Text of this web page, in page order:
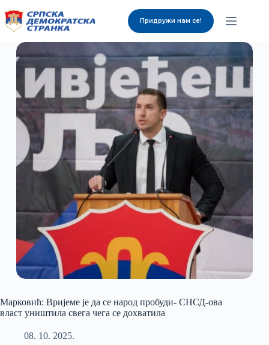
Органи странке
Вијести
Изабрани представници
Контакт
Придружи нам се!
Марковић: Вријеме је да се народ пробуди- СНСД-ова
власт уништила свега чега се дохватила
08. 10. 2025.